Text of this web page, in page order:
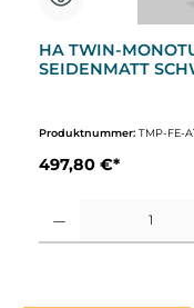
HA TWIN-
SEIDENMATT
Produktnummer: TMP-FE-
497,80 €*